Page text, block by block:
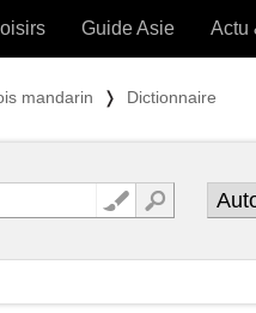
(24 OUTILS) »
Guide Asie Actu
mandarin ❭ Dictionnaire